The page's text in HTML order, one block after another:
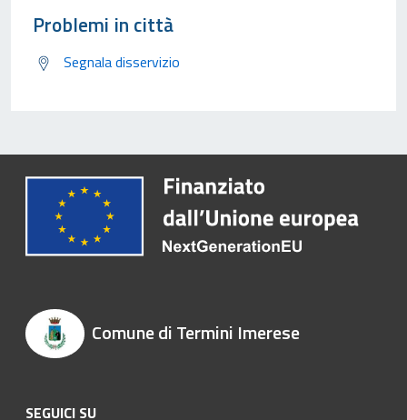
Problemi in città
Segnala disservizio
Comune di Termini Imerese
SEGUICI SU